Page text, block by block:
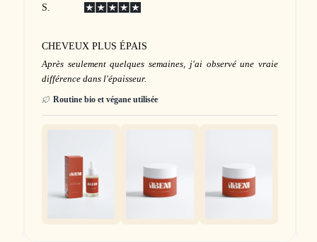
CHEVEUX PLUS ÉPAIS
Après seulement quelques semaines, j'ai observé une vraie
différence dans l'épaisseur.
Routine bio et végane utilisée